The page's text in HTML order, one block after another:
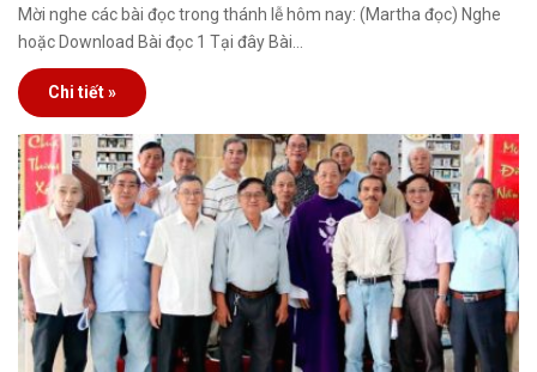
Mời nghe các bài đọc trong thánh lễ hôm nay: (Martha đọc) Nghe
hoặc Download Bài đọc 1 Tại đây Bài…
Chi tiết »